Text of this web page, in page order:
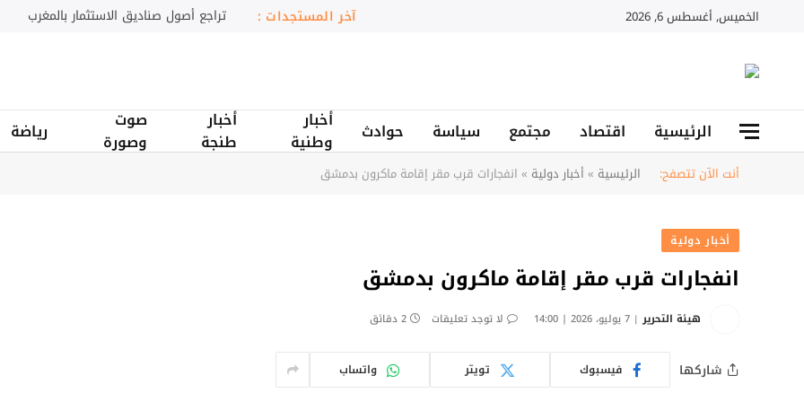
الخميس, أغسطس 6, 2026 آخر المستجدات : انطلاق مهرجان السعيدية للموسيقى
الرئيسية اقتصاد مجتمع سياسة حوادث
أخبار
وطنية
أخبار
طنجة
صوت
وصورة
رياضة
أنت الآن تتصفح: الرئيسية » أخبار دولية » انفجارات قرب مقر إقامة ماكرون بدمشق
أخبار دولية
انفجارات قرب مقر إقامة ماكرون بدمشق
هيئة التحرير 7 يوليو، 2026 | 14:00 لا توجد تعليقات 2 دقائق
شاركها فيسبوك تويتر واتساب